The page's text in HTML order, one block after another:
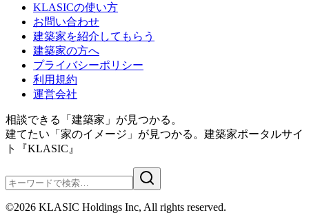
KLASICの使い方
お問い合わせ
建築家を紹介してもらう
建築家の方へ
プライバシーポリシー
利用規約
運営会社
相談できる「建築家」が見つかる。
建てたい「家のイメージ」が見つかる。 建築家ポータルサイ
ト『KLASIC』
©2026 KLASIC Holdings Inc, All rights reserved.